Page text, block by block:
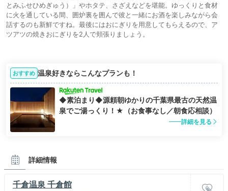
とみふせひめぎゅう）」やホタテ、さざえなどを堪能。ゆっくりと食材
に火を通している間、囲炉裏を囲んで彼と一緒にお酒を楽しみながら会
話するのも新鮮ですね。最後にはおにぎりを用意してもらえるので、ア
ツアツの焼きおにぎりを2人で頬張りましょう。
おすすめ 温泉好きならこんなプランも！
◆素泊まり◆源頼朝ゆかりの千葉県最古の天然温
泉でご湯っくり！★（お食事なし／朝食応相談）
詳細を見る
詳細情報
千倉温泉 千倉館